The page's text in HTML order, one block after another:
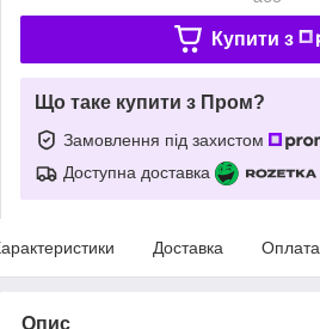
Купити з
Що таке купити з Пром?
Замовлення під захистом
Доступна доставка
Доставка Оплата
Опис